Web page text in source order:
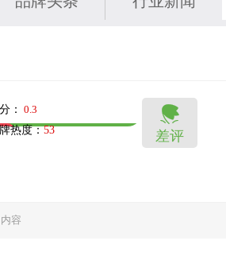
能化、艺术化、人性化的卫浴
率先通过欧盟CE认证、法国
：2004环境管理体系双体系认
“中国节水产品认证”“绿色环保
被评为“全国质量、信誉双保
海、波兰、澳大利亚等地均开

差评
： 0.3
热度：53
内容